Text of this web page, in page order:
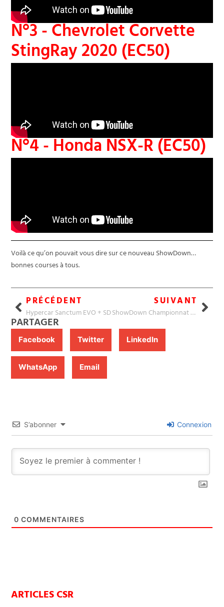
N°3 - Chevrolet Corvette
StingRay 2020 (EC50)
N°4 - Honda NSX-R (EC50)
Voilà ce qu’on pouvait vous dire sur ce nouveau ShowDown…
bonnes courses à tous.
PRÉCÉDENT
Hypercar Sanctum EVO + SD
SUIVANT
ShowDown Championnat 251
PARTAGER
Facebook Twitter LinkedIn
WhatsApp Email
S’abonner Connexion
0 COMMENTAIRES
ARTICLES CSR